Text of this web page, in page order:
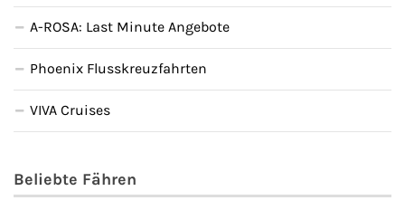
A-ROSA: Last Minute Angebote
Phoenix Flusskreuzfahrten
VIVA Cruises
Beliebte Fähren